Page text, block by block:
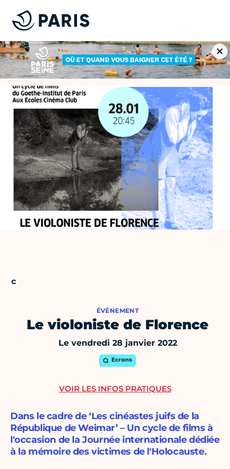
ÉVÈNEMENT
Le violoniste de Florence
Le vendredi 28 janvier 2022
Ecrans
Dans le cadre de ‘Les cinéastes juifs de la
République de Weimar’ – Un cycle de films à
l'occasion de la Journée internationale dédiée
à la mémoire des victimes de l'Holocauste.
VOIR LES INFOS PRATIQUES